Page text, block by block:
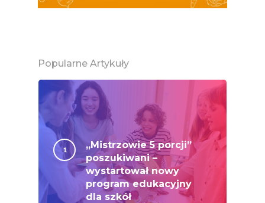
Popularne Artykuły
„Mistrzowie 5 porcji”
poszukiwani –
wystartował nowy
program edukacyjny
dla szkół
Festiwal Młody
Polskie Forum
Ekologicznej
Chrup Owoce, Jedz
Warzywa – To Na
Świetnie Wpływa
Warzywa I Owoce
Super Moce